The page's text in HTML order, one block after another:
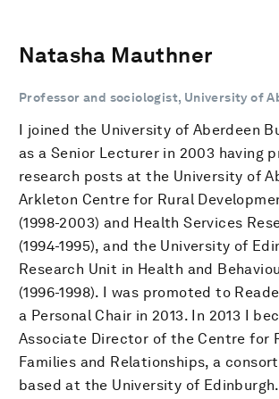
Natasha Mauthner
Professor and sociologist, University of
I joined the University of Aberdeen
as a Senior Lecturer in 2003 having
research posts at the University of
Arkleton Centre for Rural
(1998-2003) and Health Services
(1994-1995), and the University of
Research Unit in Health and
(1996-1998). I was promoted to
a Personal Chair in 2013. In 2013 I
Associate Director of the Centre for
Families and Relationships, a
based at the University of Edinburgh.